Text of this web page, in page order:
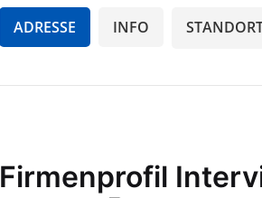
ADRESSE INFO
Firmenprofil